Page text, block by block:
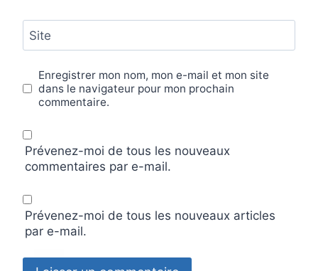
Site
Enregistrer mon nom, mon e-mail et mon site
dans le navigateur pour mon prochain
commentaire.
Prévenez-moi de tous les nouveaux
commentaires par e-mail.
Prévenez-moi de tous les nouveaux articles
par e-mail.